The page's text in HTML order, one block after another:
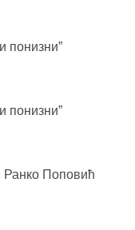
понизни”
понизни”
Поповић